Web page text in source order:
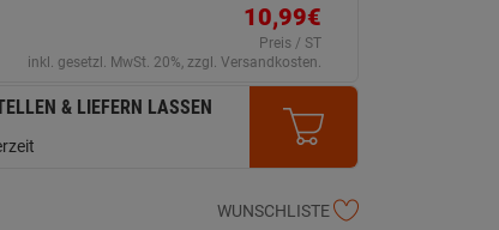
10,99€
Preis / ST
inkl. gesetzl. MwSt. 20%, zzgl. Versandkosten.
& LIEFERN LASSEN
WUNSCHLISTE